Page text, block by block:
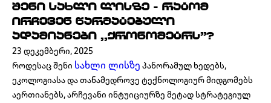
ᲨᲔᲜᲘ ᲡᲐᲮᲚᲘ ᲚᲘᲡᲖᲔ - ᲠᲐᲢᲝᲛ
ᲘᲠᲩᲔᲕᲔᲜ ᲬᲐᲠᲛᲐᲢᲔᲑᲣᲚᲘ
ᲐᲓᲐᲛᲘᲐᲜᲔᲑᲘ ,,ᲥᲠᲝᲜᲝᲛᲔᲢᲠᲡ’’?
23 ᲓᲔᲙᲔᲛᲑᲔᲠᲘ, 2025
როდესაც შენი სახლი ლისზე პანორამულ ხედებს,
ეკოლოგიასა და თანამედროვე ტექნოლოგიურ მიდგომებს
აერთიანებს, არჩევანი ინტუიციურზე მეტად სტრატეგიულ